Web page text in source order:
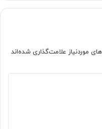
موردنیاز علامت‌گذاری شده‌اند